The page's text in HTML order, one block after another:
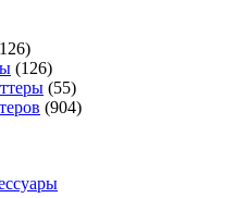
(126)
(55)
(904)